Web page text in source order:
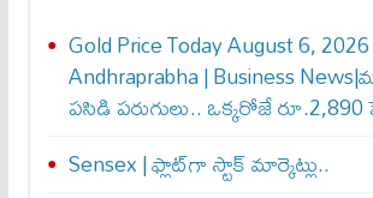
Gold Price Today August 6,
Andhraprabha | Business
పసిడి పరుగులు.. ఒక్కరోజే రూ.2,890
Sensex | ఫ్లాట్‌గా స్టాక్ మార్కెట్లు..